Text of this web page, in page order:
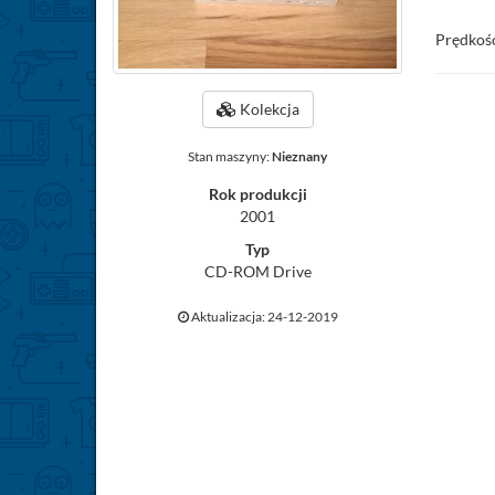
Kolekcja
Stan maszyny:Nieznany
Rok produkcji
2001
Typ
CD-ROM Drive
Aktualizacja: 24-12-2019